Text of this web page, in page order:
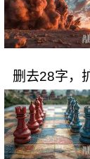
删去28字，